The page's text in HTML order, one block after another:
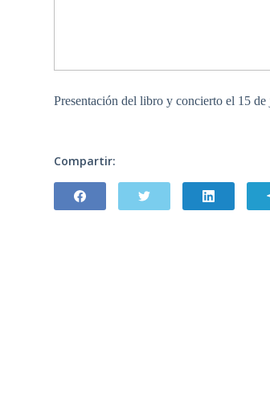
Presentación del libro y concierto el 15
Compartir: